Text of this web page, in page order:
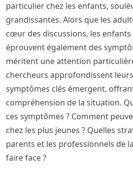
particulier chez les enfants,
grandissantes. Alors que les
cœur des discussions, les enfants
éprouvent également des
méritent une attention
chercheurs approfondissent
symptômes clés émergent,
compréhension de la situation.
ces symptômes ? Comment
chez les plus jeunes ? Quelles
parents et les professionnels de
faire face ?